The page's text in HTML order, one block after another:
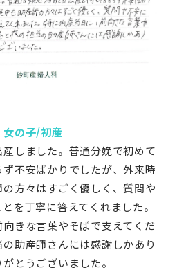
女の子/初産
しました。普通分娩で初めて
不安ばかりでしたが、外来時
方々はすごく優しく、質問や
を丁寧に答えてくれました。
きな言葉やそばで支えてくだ
助産師さんには感謝しかあり
とうございました。